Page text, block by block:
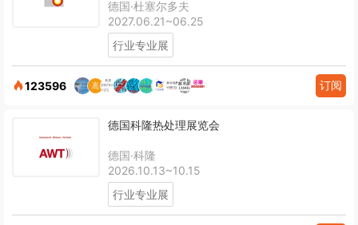
德国·杜塞尔多夫
2027.06.21~06.25
行业专业展
123596 订阅
德国科隆热处理展览会
德国·科隆
2026.10.13~10.15
行业专业展